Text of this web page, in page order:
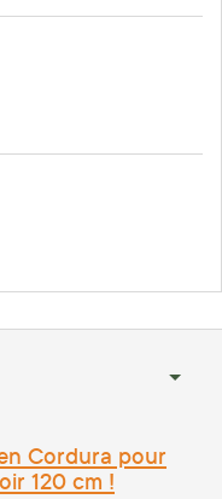
Cordura pour
120 cm !